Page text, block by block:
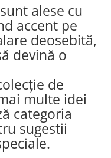
alese cu
accent pe
deosebită,
devină o
de
multe idei
categoria
sugestii